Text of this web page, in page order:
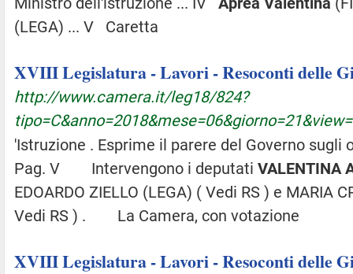
(LEGA) ... V Caretta
XVIII Legislatura - Lavori - Resoconti delle
http://www.camera.it/leg18/824?
'Istruzione . Esprime il parere del Governo sugli
Pag. V Intervengono i deputati VALENTINA
EDOARDO ZIELLO (LEGA) ( Vedi RS ) e MARIA
Vedi RS ) . La Camera, con votazione
XVIII Legislatura - Lavori - Resoconti delle